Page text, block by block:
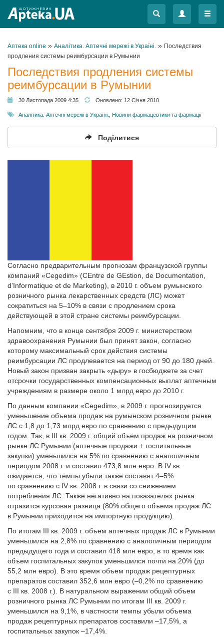
Меню
Меню
Аптека online » Аналітика. Аптечні мережі в Україні. » Последствия
продления системы реимбурсации в Румынии
Последствия продления системы
реимбурсации в Румынии
30 Листопада 2009 4:35 Оновлено: 12 Січня 2010
Аналітика. Аптечні мережі в Україні. Новини фармацевтики та фармації
Поділитися
Согласно предварительным прогнозам французской группы
компаний «Cegedim» (CEntre de GEstion, de Documentation,
d’Informatique et de Marketing), в 2010 г. объем румынского
розничного рынка лекарственных средств (ЛС) может
сократиться на 5–10% в связи с продлением срока
действующей в этой стране системы реимбурсации.
Напомним, что в конце сентября 2009 г. министерством
здравоохранения Румынии был принят закон, согласно
которому максимальный срок действия системы
реимбурсации ЛС про­длевается на период от 90 до 180 дней.
Новый закон призван закрыть «дыру» в госбюджете за счет
отсрочки государственных компенсационных выплат аптечным
учреждениям в размере около 1 млрд евро до 2010 г.
По данным компании «Cegedim», в 2009 г. прогнозируется
уменьшение объема продаж на румынском розничном рынке
ЛС с 1,8 до 1,73 млрд евро по сравнению с предыдущим
годом. Так, в III кв. 2009 г. общий объем продаж на розничном
рынке ЛС Румынии (аптечные продажи + госпитальные
закупки) уменьшился на 5% по сравнению с аналогичным
периодом 2008 г. и составил 473,8 млн евро. В IV кв.
ожидается, что темпы убыли также составят 4–5%
по сравнению с IV кв. 2008 г. в связи со снижением
потребления ЛС. Также негативно на показателях рынка
отразится курсовая разница (80% общего объе­ма продаж ЛС
в Румынии приходится на импортную продукцию).
По итогам III кв. 2009 г. объем аптечных продаж ЛС в Румынии
уменьшился на 2,8% по сравнению с аналогичным периодом
предыдущего года и составил 418 млн евро, в то время как
объем гос­питальных закупок уменьшился почти на 20% (до
55,2 млн евро). В это время объем продаж рецептурных
препаратов составил 352,6 млн евро (–0,2% по сравнению
с III кв. 2008 г.). В натуральном выражении общий объем
розничного рынка ЛС Румынии по итогам III кв. 2009 г.
уменьшился на 9,1%, в частности темпы убыли объема
продаж рецептурных препаратов составили –17,5%, а
госпитальных закупок –17,4%.